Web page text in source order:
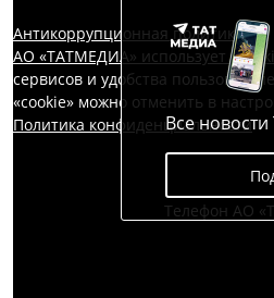
Все новости
Антикоррупционная политика
АО «ТАТМЕДИА» использует
сервисов и удобства
«cookie» можно отменить в
Политика конфиденциальности
Телефон АО